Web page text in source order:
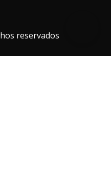
reservados